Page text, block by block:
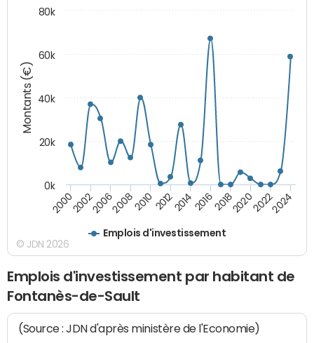
Montants (€)
Emplois d'investissement
20002002200620082010 2012201420162018202020222024
0k
20k
40k
60k
80k
© JDN 2026
Emplois d'investissement par habitant de
Fontanès-de-Sault
(Source : JDN d'après ministère de l'Economie)